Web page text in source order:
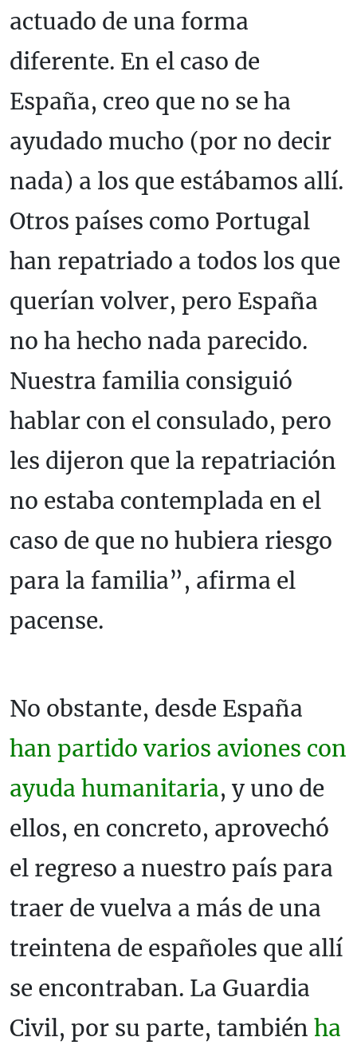
actuado de una forma
diferente. En el caso de
España, creo que no se ha
ayudado mucho (por no decir
nada) a los que estábamos allí.
Otros países como Portugal
han repatriado a todos los que
querían volver, pero España
no ha hecho nada parecido.
Nuestra familia consiguió
hablar con el consulado, pero
les dijeron que la repatriación
no estaba contemplada en el
caso de que no hubiera riesgo
para la familia”, afirma el
pacense.
No obstante, desde España
han partido varios aviones con
ayuda humanitaria, y uno de
ellos, en concreto, aprovechó
el regreso a nuestro país para
traer de vuelva a más de una
treintena de españoles que allí
se encontraban. La Guardia
Civil, por su parte, también ha